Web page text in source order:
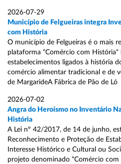
2026-07-29
Município de Felgueiras integra
com História
O município de Felgueiras é o mais
plataforma "Comércio com
estabelecimentos ligados à história
comércio alimentar tradicional e de
de MargarideA Fábrica de Pão de Ló
2026-07-02
Angra do Heroísmo no Inventário
História
A Lei nº 42/2017, de 14 de junho,
Reconhecimento e Proteção de
Interesse Histórico e Cultural ou
projeto denominado “Comércio com